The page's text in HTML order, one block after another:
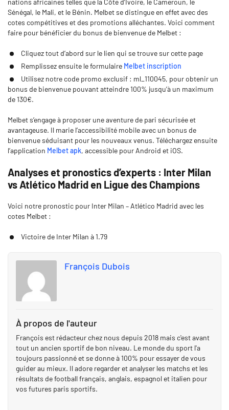
nations africaines telles que la Côte d’Ivoire, le Cameroun, le
Sénégal, le Mali, et le Bénin. Melbet se distingue en effet avec des
cotes compétitives et des promotions alléchantes. Voici comment
faire pour bénéficier du bonus de bienvenue de Melbet :
Cliquez tout d’abord sur le lien qui se trouve sur cette page
Remplissez ensuite le formulaire Melbet inscription
Utilisez notre code promo exclusif : ml_110045, pour obtenir un
bonus de bienvenue pouvant atteindre 100% jusqu’à un maximum
de 130€.
Melbet s’engage à proposer une aventure de pari sécurisée et
avantageuse. Il marie l’accessibilité mobile avec un bonus de
bienvenue séduisant pour les nouveaux venus. Téléchargez ensuite
l’application Melbet apk, accessible pour Android et iOS.
Analyses et pronostics d’experts : Inter Milan
vs Atlético Madrid en Ligue des Champions
Voici notre pronostic pour Inter Milan – Atlético Madrid avec les
cotes Melbet :
Victoire de Inter Milan à 1.79
François Dubois
À propos de l'auteur
François est rédacteur chez nous depuis 2018 mais c'est avant
tout un ancien sportif de bon niveau. Le monde du sport l'a
toujours passionné et se donne à 100% pour essayer de vous
guider au mieux. Il adore regarder et analyser les matchs et les
résultats de football français, anglais, espagnol et italien pour
vos futures paris sportifs.